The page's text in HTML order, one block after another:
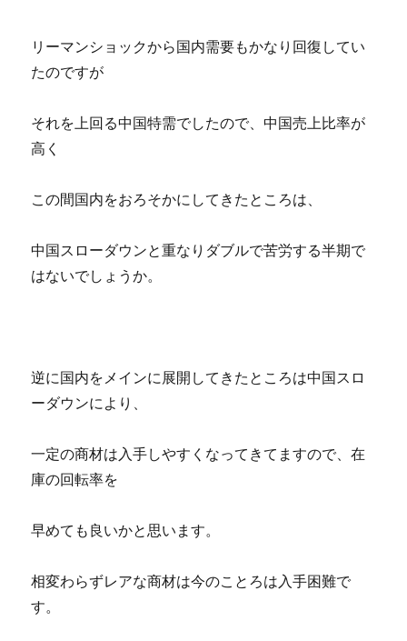
リーマンショックから国内需要もかなり回復してい
たのですが
それを上回る中国特需でしたので、中国売上比率が
高く
この間国内をおろそかにしてきたところは、
中国スローダウンと重なりダブルで苦労する半期で
はないでしょうか。
逆に国内をメインに展開してきたところは中国スロ
ーダウンにより、
一定の商材は入手しやすくなってきてますので、在
庫の回転率を
早めても良いかと思います。
相変わらずレアな商材は今のことろは入手困難で
す。